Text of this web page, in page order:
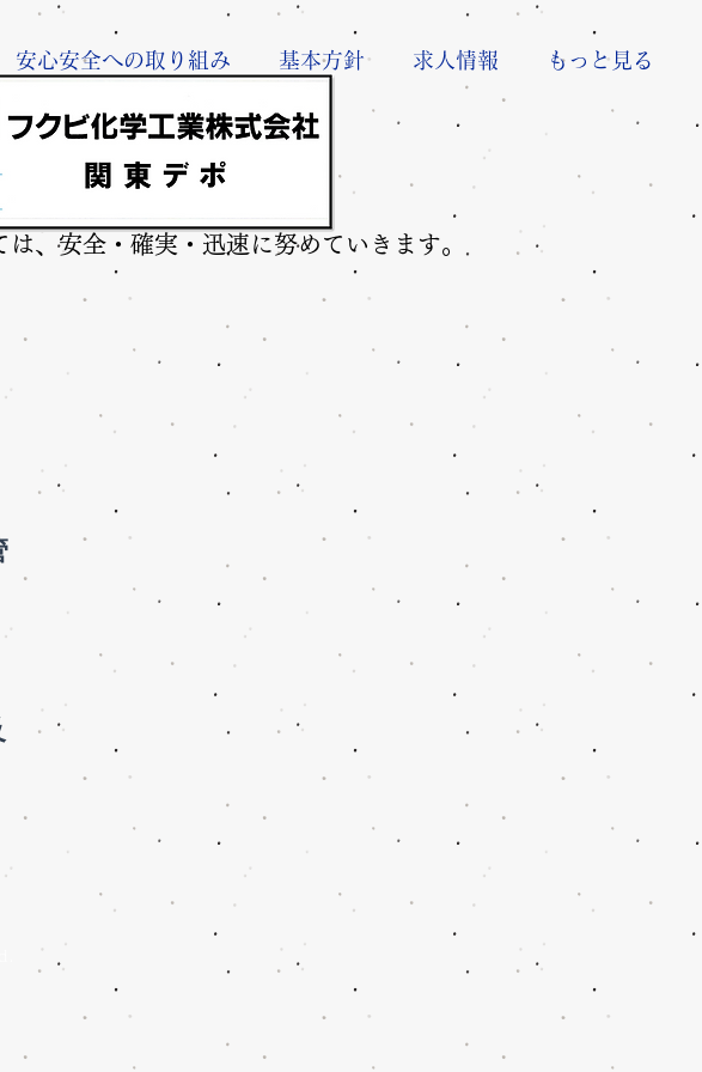
安心安全への取り組み 基本方針 求人情報 もっと見る
、安全・確実・迅速に努めていきます。